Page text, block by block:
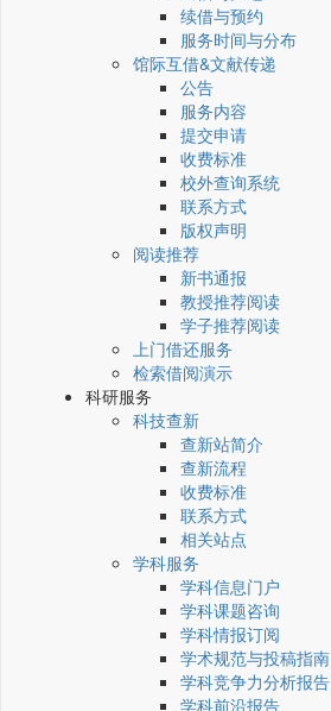
续借与预约
服务时间与分布
馆际互借&文献传递
公告
服务内容
提交申请
收费标准
校外查询系统
联系方式
版权声明
阅读推荐
新书通报
教授推荐阅读
学子推荐阅读
上门借还服务
检索借阅演示
科研服务
科技查新
查新站简介
查新流程
收费标准
联系方式
相关站点
学科服务
学科信息门户
学科课题咨询
学科情报订阅
学术规范与投稿指南
学科竞争力分析报告
学科前沿报告